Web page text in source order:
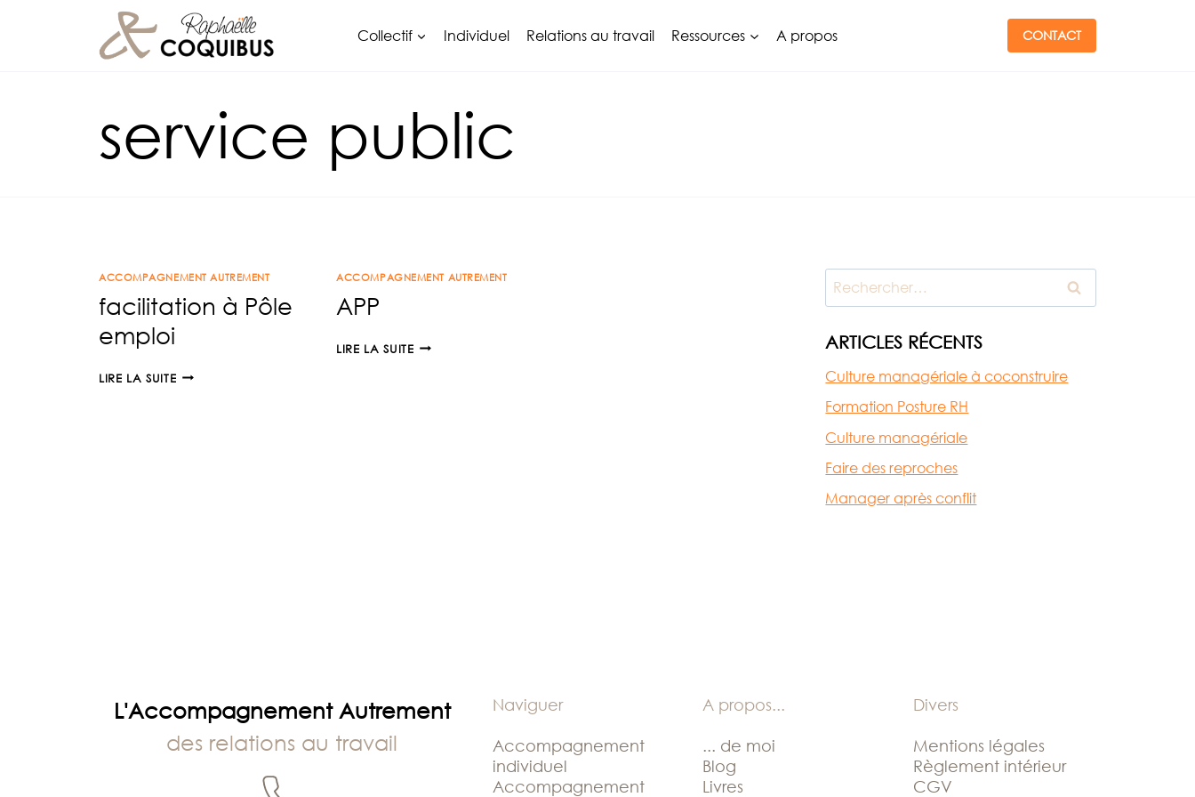
Collectif Individuel Relations au travail Ressources A propos CONTACT
service public
ACCOMPAGNEMENT AUTREMENT
facilitation à Pôle
emploi
LIRE LA SUITEFACILITATION
ACCOMPAGNEMENT AUTREMENT
APP
LIRE LA SUITEAPP
Rechercher :
ARTICLES RÉCENTS
Culture managériale à coconstruire
Formation Posture RH
Culture managériale
Faire des reproches
Manager après conflit
L'Accompagnement Autrement
des relations au travail
Naviguer
Accompagnement
individuel
Accompagnement
A propos...
... de moi
Blog
Livres
Divers
Mentions légales
Règlement intérieur
CGV